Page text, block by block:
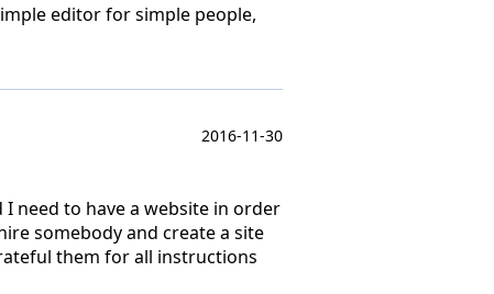
editor for simple people,
2016-11-30
need to have a website in order
somebody and create a site
them for all instructions